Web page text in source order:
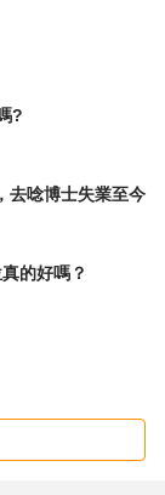
?
去唸博士失業至今
的好嗎？